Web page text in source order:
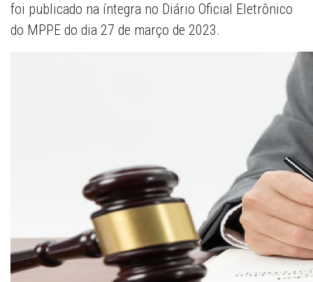
foi publicado na íntegra no Diário Oficial Eletrônico
do MPPE do dia 27 de março de 2023.